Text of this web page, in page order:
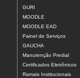
GURI
MOODLE
MOODLE EAD
Painel de Serviços
GAUCHA
Manutenção Predial
Certificados Eletrônicos
Ramais Institucionais